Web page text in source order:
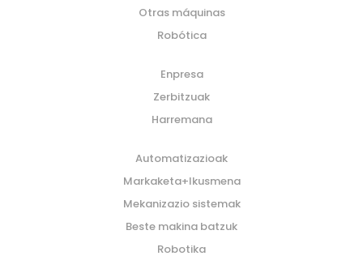
Otras máquinas
Robótica
Enpresa
Zerbitzuak
Harremana
Automatizazioak
Markaketa+Ikusmena
Mekanizazio sistemak
Beste makina batzuk
Robotika